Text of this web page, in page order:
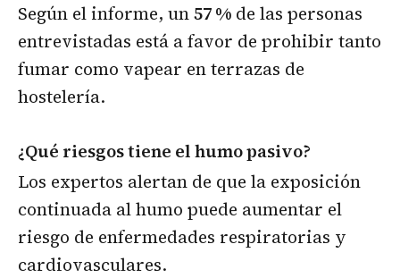
Según el informe, un57 % de las personas
entrevistadas está a favor de prohibir tanto
fumar como vapear en terrazas de
hostelería.
¿Qué riesgos tiene el humo pasivo?
Los expertos alertan de que la exposición
continuada al humo puede aumentar el
riesgo de enfermedades respiratorias y
cardiovasculares.